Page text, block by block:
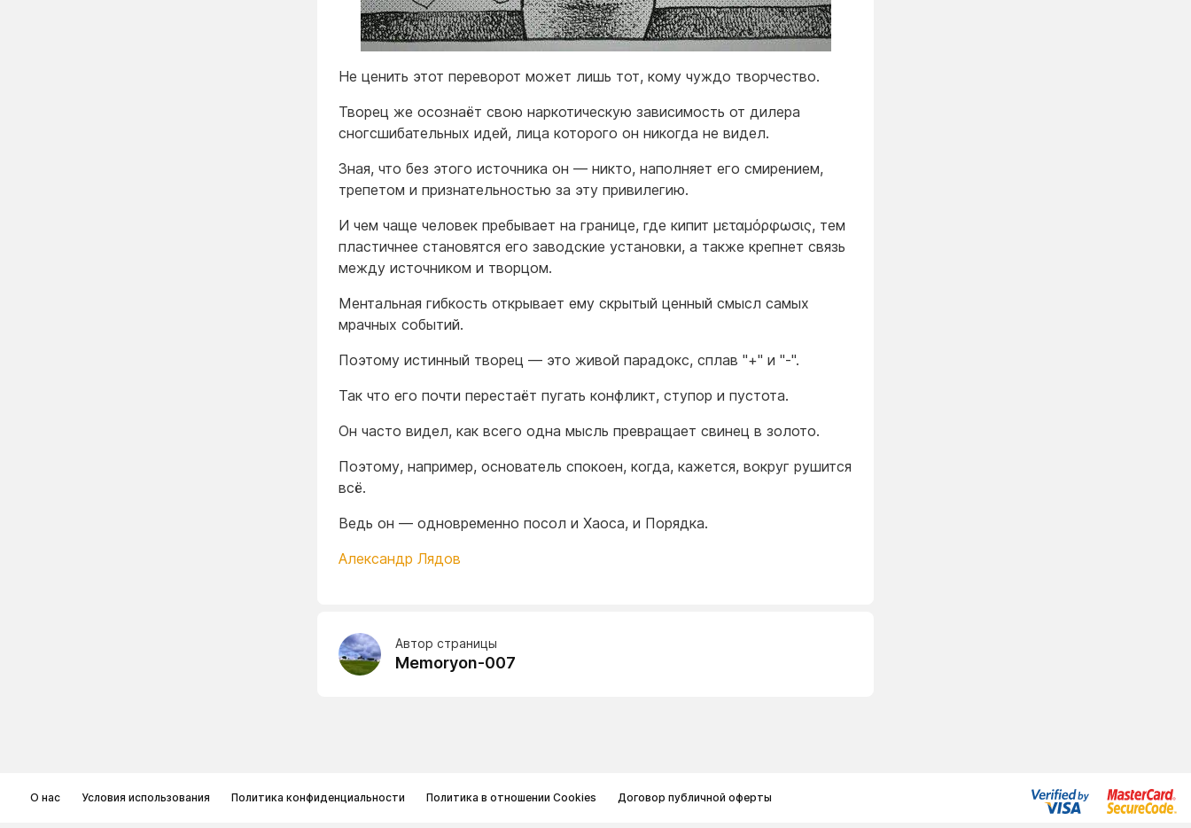
Не ценить этот переворот может лишь тот, кому чуждо творчество.
Творец же осознаёт свою наркотическую зависимость от дилера
сногсшибательных идей, лица которого он никогда не видел.
Зная, что без этого источника он — никто, наполняет его смирением,
трепетом и признательностью за эту привилегию.
И чем чаще человек пребывает на границе, где кипит μεταμόρφωσις, тем
пластичнее становятся его заводские установки, а также крепнет связь
между источником и творцом.
Ментальная гибкость открывает ему скрытый ценный смысл самых
мрачных событий.
Поэтому истинный творец — это живой парадокс, сплав "+" и "-".
Так что его почти перестаёт пугать конфликт, ступор и пустота.
Он часто видел, как всего одна мысль превращает свинец в золото.
Поэтому, например, основатель спокоен, когда, кажется, вокруг рушится
всё.
Ведь он — одновременно посол и Хаоса, и Порядка.
Александр Лядов
Автор страницы
Memoryon-007
О нас Условия использования Политика конфиденциальности Политика в отношении Cookies Договор публичной оферты